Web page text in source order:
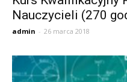
Nauczycieli (270
admin - 26 marca 2018